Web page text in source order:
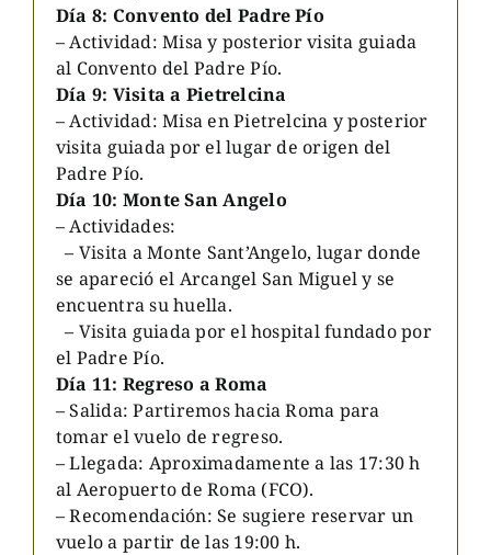
Día 8: Convento del Padre Pío
– Actividad: Misa y posterior visita guiada
al Convento del Padre Pío.
Día 9: Visita a Pietrelcina
– Actividad: Misa en Pietrelcina y posterior
visita guiada por el lugar de origen del
Padre Pío.
Día 10: Monte San Angelo
– Actividades:
– Visita a Monte Sant’Angelo, lugar donde
se apareció el Arcangel San Miguel y se
encuentra su huella.
– Visita guiada por el hospital fundado por
el Padre Pío.
Día 11: Regreso a Roma
– Salida: Partiremos hacia Roma para
tomar el vuelo de regreso.
– Llegada: Aproximadamente a las 17:30 h
al Aeropuerto de Roma (FCO).
– Recomendación: Se sugiere reservar un
vuelo a partir de las 19:00 h.